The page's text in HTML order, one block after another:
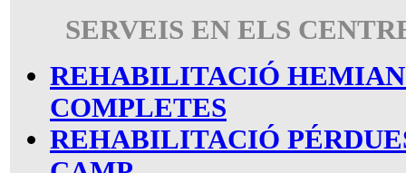
SERVEIS EN ELS
REHABILITACIÓ
COMPLETES
REHABILITACIÓ